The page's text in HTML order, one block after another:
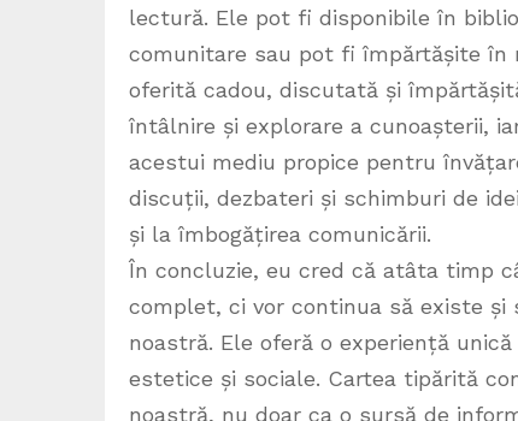
lectură. Ele pot fi disponibile în
comunitare sau pot fi împărtășite
oferită cadou, discutată și
întâlnire și explorare a cunoașterii,
acestui mediu propice pentru
discuții, dezbateri și schimburi de
și la îmbogățirea comunicării.
În concluzie, eu cred că atâta timp
complet, ci vor continua să existe
noastră. Ele oferă o experiență
estetice și sociale. Cartea tipărită
noastră, nu doar ca o sursă de